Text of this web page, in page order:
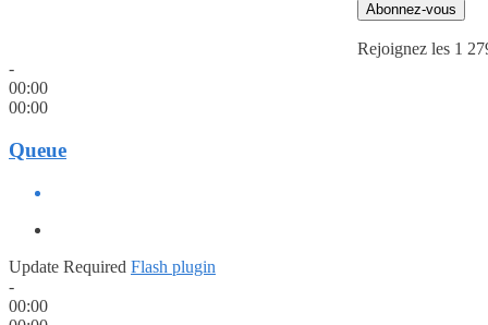
Abonnez-vous
Rejoignez les 1
-
00:00
00:00
Queue
Update Required Flash plugin
-
00:00